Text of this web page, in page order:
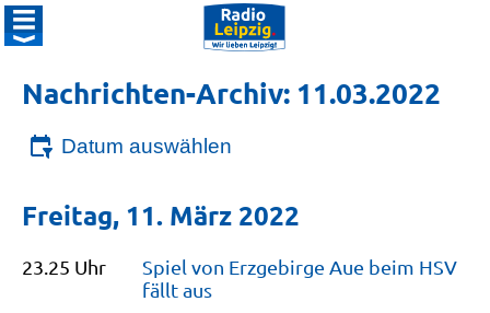
Nachrichten-Archiv: 11.03.2022
Datum auswählen
Freitag, 11. März 2022
23.25 Uhr
Spiel von Erzgebirge Aue beim HSV
fälltaus